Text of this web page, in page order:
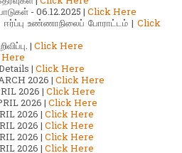
- 06.12.2025 | Click Here
உண்ணாநிலைப் போராட்டம் | Click
| Click Here
| Click Here
2026 | Click Here
2026 | Click Here
2026 | Click Here
2026 | Click Here
2026 | Click Here
2026 | Click Here
2026 | Click Here